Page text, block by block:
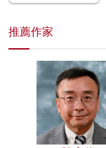
推薦作家